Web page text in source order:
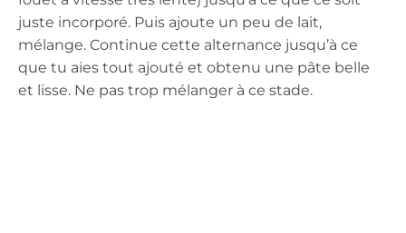
juste incorporé. Puis ajoute un peu de lait,
mélange. Continue cette alternance jusqu’à ce
que tu aies tout ajouté et obtenu une pâte belle
et lisse. Ne pas trop mélanger à ce stade.